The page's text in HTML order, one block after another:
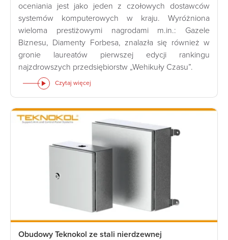
oceniania jest jako jeden z czołowych dostawców
systemów komputerowych w kraju. Wyróżniona
wieloma prestiżowymi nagrodami m.in.: Gazele
Biznesu, Diamenty Forbesa, znalazła się również w
gronie laureatów pierwszej edycji rankingu
najzdrowszych przedsiębiorstw „Wehikuły Czasu”.
Czytaj więcej
Obudowy Teknokol ze stali nierdzewnej